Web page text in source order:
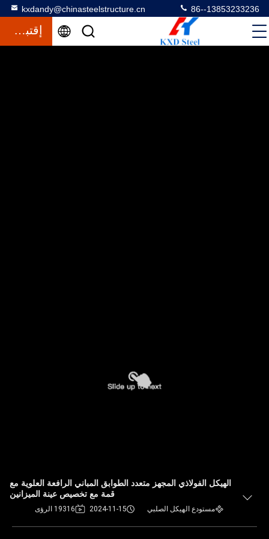
kxdandy@chinasteelstructure.cn 86--13853233236
إقتباس
الهيكل الفولاذي المجهز متعدد الطوابق المباني الرافعة العلوية مع
قمة مع تخصيص عينة الميزانين
مستودع الهيكل الصلبي 2024-11-15 19316 الرؤى